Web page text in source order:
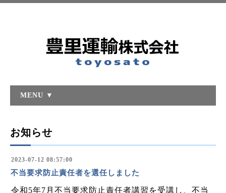
MENU ▼
お知らせ
2023-07-12 08:57:00
不当要求防止責任者を選任しました
令和5年7月不当要求防止責任者講習を受講し、不当